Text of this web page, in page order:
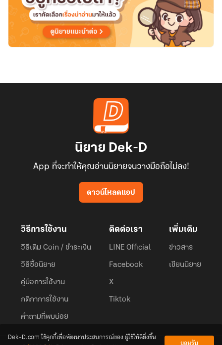
นิยาย Dek-D
App ที่จะทำให้คุณอ่านนิยายจนวางมือถือไม่ลง!
ดาวน์โหลดแอป
วิธีการใช้งาน
วิธีเติม Coin / ชำระเงิน
วิธีซื้อนิยาย
คู่มือการใช้งาน
กติกาการใช้งาน
คำถามที่พบบ่อย
ติดต่อเรา
LINE Official
Facebook
X
Tiktok
เพิ่มเติม
ข่าวสาร
เขียนนิยาย
Dek-D.com ใช้คุกกี้เพื่อพัฒนาประสบการณ์ของ ผู้ใช้ให้ดียิ่งขึ้น